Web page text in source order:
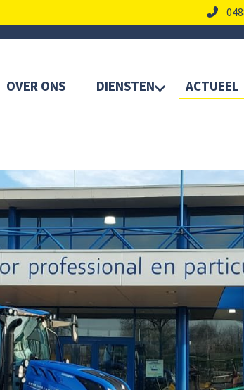
OVER ONS DIENSTEN ACTUEEL